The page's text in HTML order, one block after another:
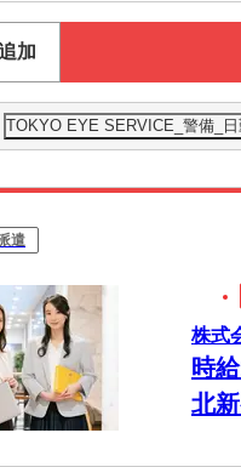
加
TOKYO EYE SERVICE_警備_
遣
株式
時
北